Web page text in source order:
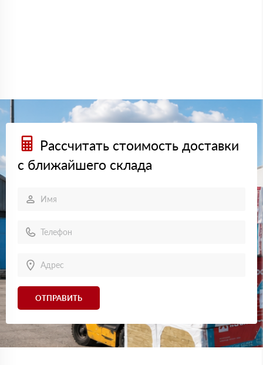
Рассчитать стоимость доставки
с ближайшего склада
ОТПРАВИТЬ